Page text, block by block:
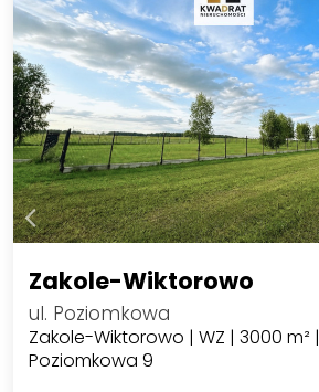
Zakole-Wiktorowo
ul. Poziomkowa
Zakole-Wiktorowo | WZ | 3000 m² |
Poziomkowa 9